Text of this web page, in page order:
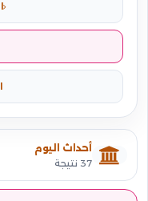
أحداث اليوم
37 نتيجة